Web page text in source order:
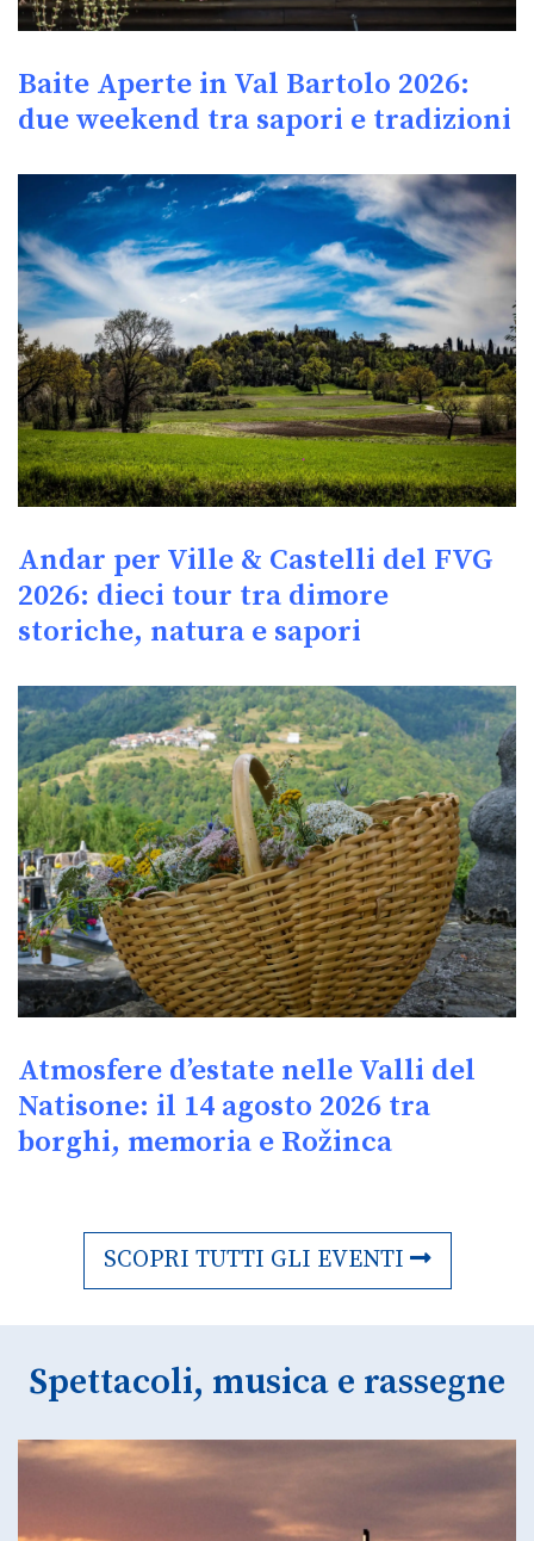
Baite Aperte in Val Bartolo 2026:
due weekend tra sapori e tradizioni
Andar per Ville & Castelli del FVG
2026: dieci tour tra dimore
storiche, natura e sapori
Atmosfere d’estate nelle Valli del
Natisone: il 14 agosto 2026 tra
borghi, memoria e Rožinca
SCOPRI TUTTI GLI EVENTI
Spettacoli, musica e rassegne